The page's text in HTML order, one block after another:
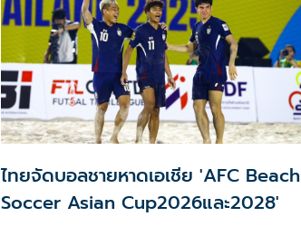
ไทยจัดบอลชายหาดเอเชีย 'AFC Beach
Soccer Asian Cup2026และ2028'